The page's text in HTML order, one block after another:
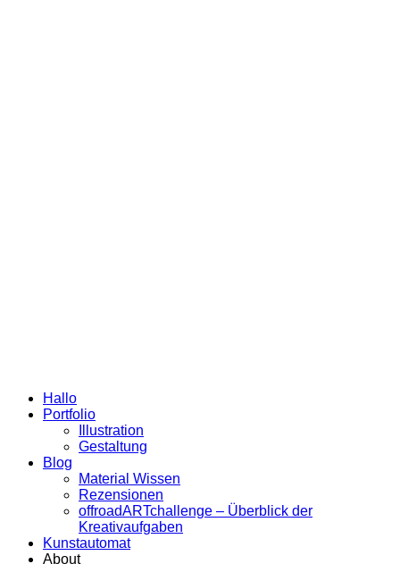
Hallo
Portfolio
Illustration
Gestaltung
Blog
Material Wissen
Rezensionen
offroadARTchallenge – Überblick der
Kreativaufgaben
Kunstautomat
About